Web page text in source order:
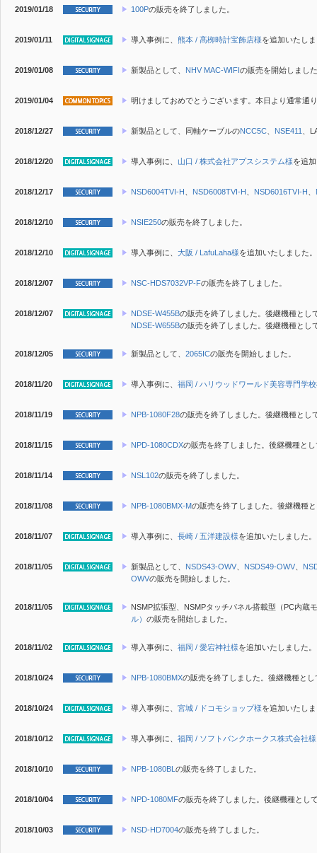
2019/01/18 100Pの販売を終了しました。
2019/01/11 導入事例に、 熊本 / 髙栁時計宝飾店様を追加いたし
2019/01/08 新製品として、 NHV MAC-WIFIの販売を開始しまし
2019/01/04 明けましておめでとうございます。本日より通常通
2018/12/27 新製品として、同軸ケーブルのNCC5C NSE411 、
2018/12/20 導入事例に、 山口 / 株式会社アプスシステム様を追
2018/12/17 NSD6004TVI-H NSD6008TVI-H NSD6016TVI-H
2018/12/10 NSIE250の販売を終了しました。
2018/12/10 導入事例に、 大阪 / LafuLaha様を追加いたしました。
2018/12/07 NSC-HDS7032VP-Fの販売を終了しました。
2018/12/07 NDSE-W455Bの販売を終了しました。後継機種とし
NDSE-W655Bの販売を終了しました。後継機種とし
2018/12/05 新製品として、 2065ICの販売を開始しました。
2018/11/20 導入事例に、 福岡 / ハリウッドワールド美容専門学
2018/11/19 NPB-1080F28の販売を終了しました。後継機種とし
2018/11/15 NPD-1080CDXの販売を終了しました。後継機種とし
2018/11/14 NSL102の販売を終了しました。
2018/11/08 NPB-1080BMX-Mの販売を終了しました。後継機種
2018/11/07 導入事例に、 長崎 / 五洋建設様を追加いたしました。
2018/11/05 新製品として、 NSDS43-OWV NSDS49-OWV
OWVの販売を開始しました。
2018/11/05
NSMP拡張型、NSMPタッチパネル搭載型（PC内蔵
ル） の販売を開始しました。
2018/11/02 導入事例に、 福岡 / 愛宕神社様を追加いたしました。
2018/10/24 NPB-1080BMXの販売を終了しました。後継機種とし
2018/10/24 導入事例に、 宮城 / ドコモショップ様を追加いたし
2018/10/12 導入事例に、 福岡 / ソフトバンクホークス株式会社様
2018/10/10 NPB-1080BL の販売を終了しました。
2018/10/04 NPD-1080MFの販売を終了しました。後継機種とし
2018/10/03 NSD-HD7004の販売を終了しました。